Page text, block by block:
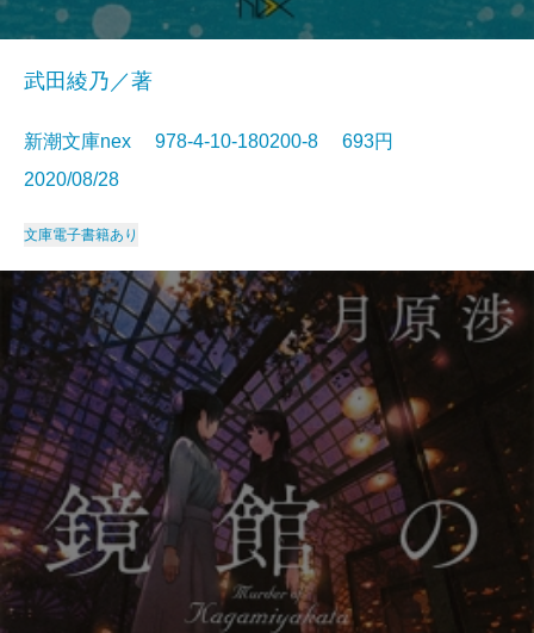
武田綾乃／著
新潮文庫nex 978-4-10-180200-8 693円
2020/08/28
文庫電子書籍あり